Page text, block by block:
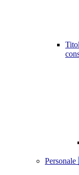
Personale